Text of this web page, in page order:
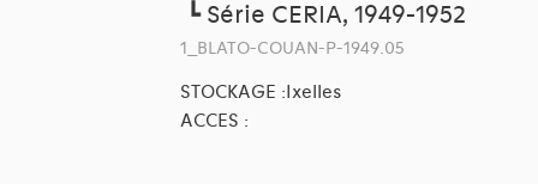
┗ Série CERIA, 1949-1952
1_BLATO-COUAN-P-1949.05
STOCKAGE :Ixelles
ACCES :